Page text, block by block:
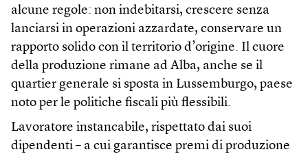
alcune regole: non indebitarsi, crescere senza
lanciarsi in operazioni azzardate, conservare un
rapporto solido con il territorio d’origine. Il cuore
della produzione rimane ad Alba, anche se il
quartier generale si sposta in Lussemburgo, paese
noto per le politiche fiscali più flessibili.
Lavoratore instancabile, rispettato dai suoi
dipendenti – a cui garantisce premi di produzione